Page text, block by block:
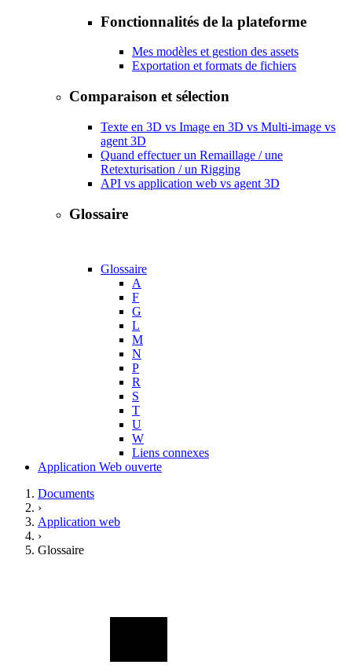
Fonctionnalités de la plateforme
Mes modèles et gestion des assets
Exportation et formats de fichiers
Comparaison et sélection
Texte en 3D vs Image en 3D vs Multi-image vs
agent 3D
Quand effectuer un Remaillage / une
Retexturisation / un Rigging
API vs application web vs agent 3D
Glossaire
Glossaire
A
F
G
L
M
N
P
R
S
T
U
W
Liens connexes
Application Web ouverte
Documents
›
Application web
›
Glossaire